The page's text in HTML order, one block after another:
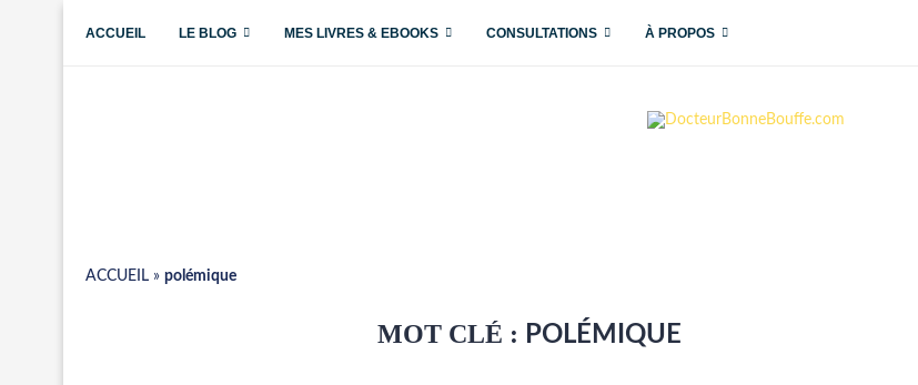
ACCUEIL LE BLOG MES LIVRES & EBOOKS CONSULTATIONS À PROPOS
ACCUEIL » polémique
MOT CLÉ : POLÉMIQUE